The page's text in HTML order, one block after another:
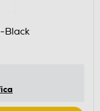
Black